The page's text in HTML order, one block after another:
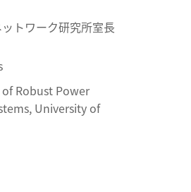
トワーク研究所室長
Robust Power
University of